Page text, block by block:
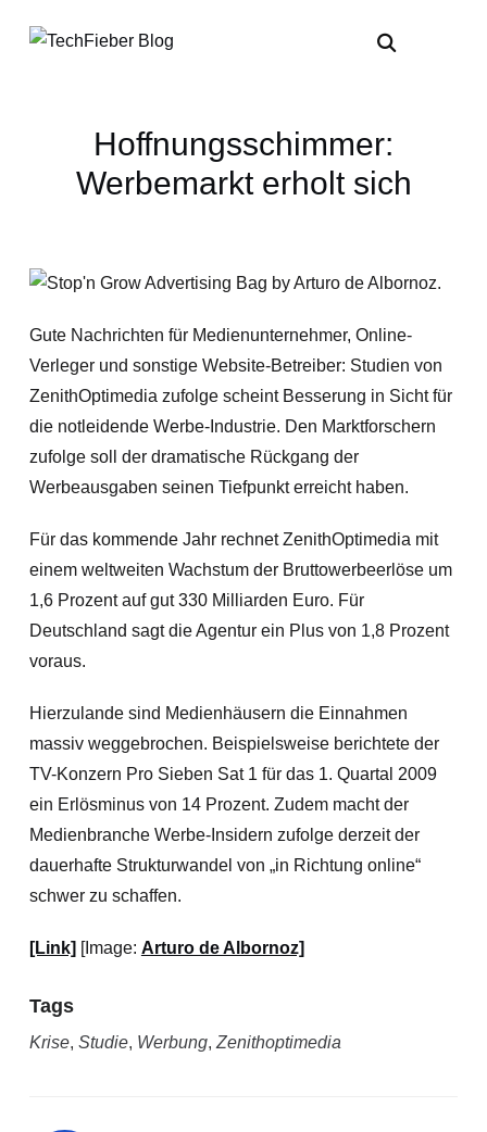
Hoffnungsschimmer:
Werbemarkt erholt sich
Gute Nachrichten für Medienunternehmer, Online-
Verleger und sonstige Website-Betreiber: Studien von
ZenithOptimedia zufolge scheint Besserung in Sicht für
die notleidende Werbe-Industrie. Den Marktforschern
zufolge soll der dramatische Rückgang der
Werbeausgaben seinen Tiefpunkt erreicht haben.
Für das kommende Jahr rechnet ZenithOptimedia mit
einem weltweiten Wachstum der Bruttowerbeerlöse um
1,6 Prozent auf gut 330 Milliarden Euro. Für
Deutschland sagt die Agentur ein Plus von 1,8 Prozent
voraus.
Hierzulande sind Medienhäusern die Einnahmen
massiv weggebrochen. Beispielsweise berichtete der
TV-Konzern Pro Sieben Sat 1 für das 1. Quartal 2009
ein Erlösminus von 14 Prozent. Zudem macht der
Medienbranche Werbe-Insidern zufolge derzeit der
dauerhafte Strukturwandel von „in Richtung online“
schwer zu schaffen.
[Link] [Image: Arturo de Albornoz]
Tags
Krise, Studie, Werbung, Zenithoptimedia